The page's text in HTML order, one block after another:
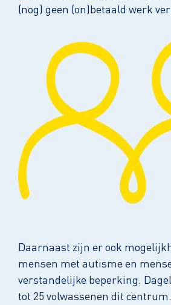
(nog) geen (on)betaald werk
Daarnaast zijn er ook
mensen met autisme en
verstandelijke beperking.
tot 25 volwassenen dit